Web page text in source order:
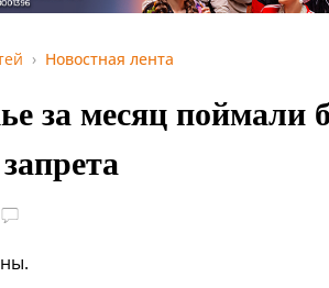
Новостная лента
за месяц поймали